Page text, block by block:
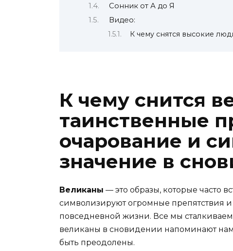
Сонник от А до Я
Видео:
К чему снятся высокие
К чему снится
таинственные
очарование и
значение в
Великаны — это образы, которые часто
символизируют огромные препятствия
повседневной жизни. Все мы
великаны в сновидении напоминают
быть преодолены.